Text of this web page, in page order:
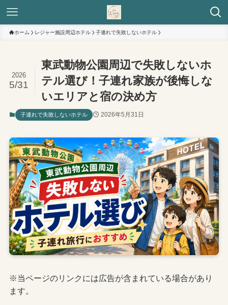
ホーム レジャー施設周辺ホテル 子連れで失敗しないホテル
東武動物公園周辺で失敗しないホ
テル選び！子連れ家族が後悔しな
いエリアと宿の決め方
2026
5/31
子連れで失敗しないホテル 2026年5月31日
※当ページのリンクには広告が含まれている場合があり
ます。